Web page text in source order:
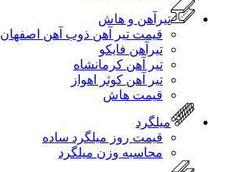
تیرآهن و هاش
قیمت تیر آهن ذوب آهن اصفهان
تیرآهن فایکو
تیر آهن کرمانشاه
تیر آهن کوثر اهواز
قیمت هاش
میلگرد
قیمت روز میلگرد ساده
محاسبه وزن میلگرد